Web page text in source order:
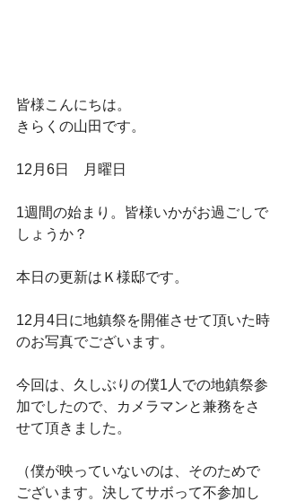
皆様こんにちは。
きらくの山田です。
12月6日　月曜日
1週間の始まり。皆様いかがお過ごしで
しょうか？
本日の更新はＫ様邸です。
12月4日に地鎮祭を開催させて頂いた時
のお写真でございます。
今回は、久しぶりの僕1人での地鎮祭参
加でしたので、カメラマンと兼務をさ
せて頂きました。
（僕が映っていないのは、そのためで
ございます。決してサボって不参加し